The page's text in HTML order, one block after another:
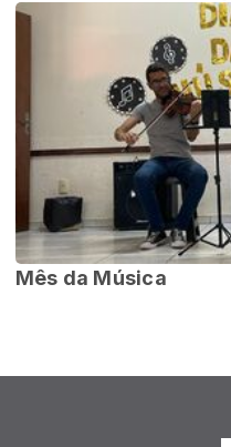
Mês da Música